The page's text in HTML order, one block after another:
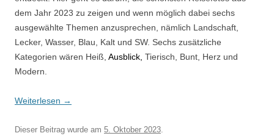
dem Jahr 2023 zu zeigen und wenn möglich dabei sechs
ausgewählte Themen anzusprechen, nämlich Landschaft,
Lecker, Wasser, Blau, Kalt und SW. Sechs zusätzliche
Kategorien wären Heiß, Ausblick, Tierisch, Bunt, Herz und
Modern.
Weiterlesen →
Dieser Beitrag wurde am 5. Oktober 2023.